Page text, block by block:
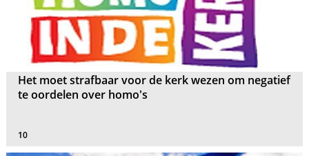
Het moet strafbaar voor de kerk wezen om negatief
te oordelen over homo's
10